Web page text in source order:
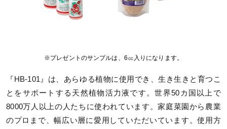
※プレゼントのサンプルは、6㏄入りになります。
『HB-101』は、あらゆる植物に使用でき、生き生きと育つこ
とをサポートする天然植物活力液です。世界50カ国以上で
8000万人以上の人たちに使われています。家庭菜園から農業
のプロまで、幅広い層に愛用していただいています。使用方